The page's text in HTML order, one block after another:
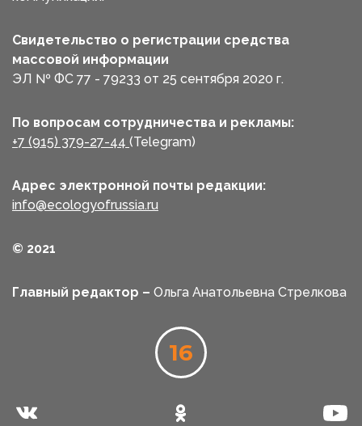
Свидетельство о регистрации средства
массовой информации
ЭЛ № ФС 77 - 79233 от 25 сентября 2020 г.
По вопросам сотрудничества и рекламы:
+7 (915) 379-27-44 (Telegram)
Адрес электронной почты редакции:
info@ecologyofrussia.ru
© 2021
Главный редактор – Ольга Анатольевна Стрелкова
16